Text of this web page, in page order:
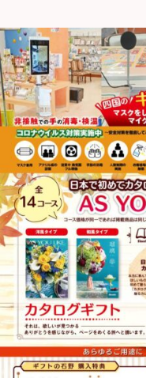
フ
ト
の
石
野